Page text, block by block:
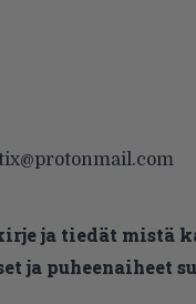
ja tiedät mistä
ja puheenaiheet